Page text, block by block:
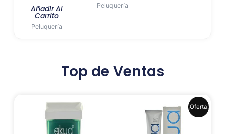
Añadir Al
Carrito
Peluquería
Peluquería
Top de Ventas
¡Oferta!
precio
original
era:
precio
actual
es:
Este